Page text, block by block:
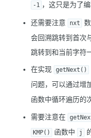
-1 ，这只是为了
还需要注意 nxt
会回溯跳转到首次
跳转到和当前字符
在实现 getNext()
问题，可以通过增
函数中循环遍历的
需要注意在
KMP() 函数中 j